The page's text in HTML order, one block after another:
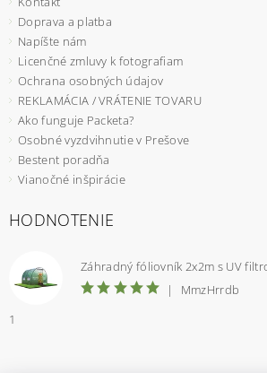
Doprava a platba
Napíšte nám
Licenčné zmluvy k fotografiam
Ochrana osobných údajov
REKLAMÁCIA / VRÁTENIE TOVARU
Ako funguje Packeta?
Osobné vyzdvihnutie v Prešove
Bestent poradňa
Vianočné inšpirácie
HODNOTENIE
Záhradný fóliovník 2x2m s UV
|
MmzHrrdb
1